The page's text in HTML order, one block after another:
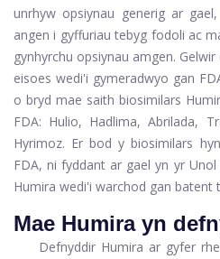
unrhyw opsiynau generig ar
angen i gyffuriau tebyg fodoli ac
gynhyrchu opsiynau amgen.
eisoes wedi'i gymeradwyo gan
o bryd mae saith biosimilars
FDA: Hulio, Hadlima, Abrilada,
Hyrimoz. Er bod y biosimilars
FDA, ni fyddant ar gael yn yr
Humira wedi'i warchod gan batent
Mae Humira yn
Defnyddir Humira ar gyfer